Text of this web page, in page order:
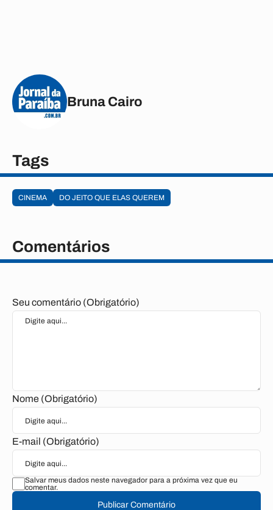
Bruna Cairo
Tags
CINEMA DO JEITO QUE ELAS QUEREM
Comentários
Seu comentário (Obrigatório)
Nome (Obrigatório)
E-mail (Obrigatório)
Salvar meus dados neste navegador para a próxima vez que eu
comentar.
Publicar Comentário